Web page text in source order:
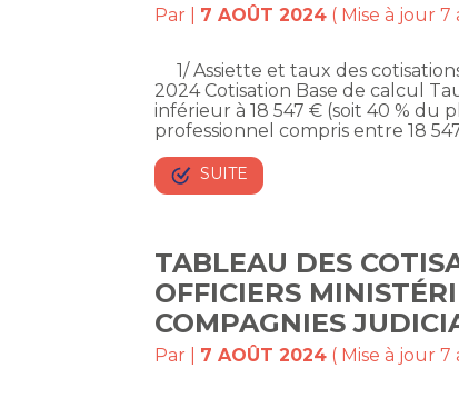
Par 7 AOÛT 2024 ( Mise à jour
1/ Assiette et taux des
2024 Cotisation Base de calcul
inférieur à 18 547 € (soit 40 % du
professionnel compris entre 18
SUITE
TABLEAU DES
OFFICIERS
COMPAGNIES
Par 7 AOÛT 2024 ( Mise à jour